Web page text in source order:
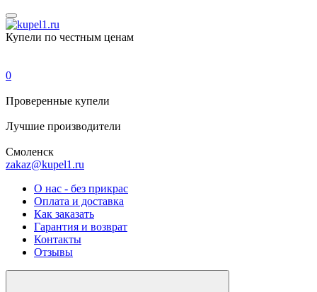
Купели по честным ценам
0
Проверенные купели
Лучшие производители
Смоленск
zakaz@kupel1.ru
О нас - без прикрас
Оплата и доставка
Как заказать
Гарантия и возврат
Контакты
Отзывы